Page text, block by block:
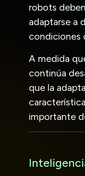
robots
adaptarse a
condiciones
A medida
continúa
que la
importante